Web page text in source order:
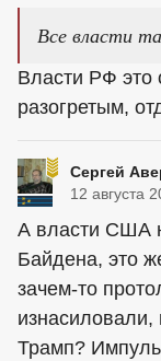
Все власти
Власти РФ это
разогретым,
Сергей
12 августа
А власти США
Байдена, это
зачем-то
Трамп?